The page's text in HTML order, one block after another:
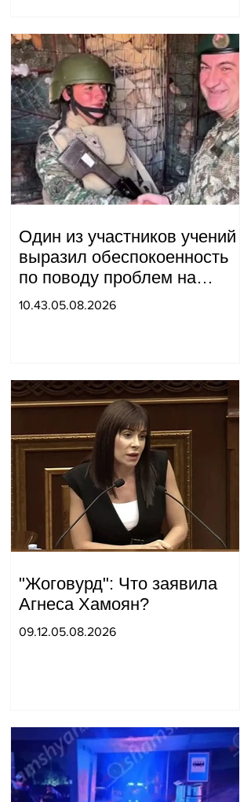
Один из участников учений
выразил обеспокоенность
по поводу проблем на
одном из постов в Сюнике.
10.43.05.08.2026
"Жоговурд": Что заявила
Агнеса Хамоян?
09.12.05.08.2026